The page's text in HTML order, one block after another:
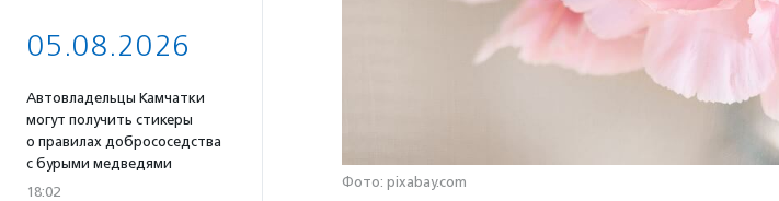
05.08.2026
Автовладельцы Камчатки
могут получить стикеры
о правилах добрососедства
с бурыми медведями
18:02
Фото: pixabay.com